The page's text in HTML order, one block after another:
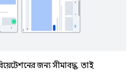
জন্য সীমাবদ্ধ, তাই